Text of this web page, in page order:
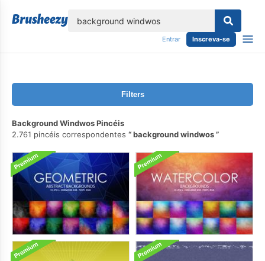
Entrar Inscreva-se
Filters
Background Windwos Pincéis
2.761 pincéis correspondentes
background windwos